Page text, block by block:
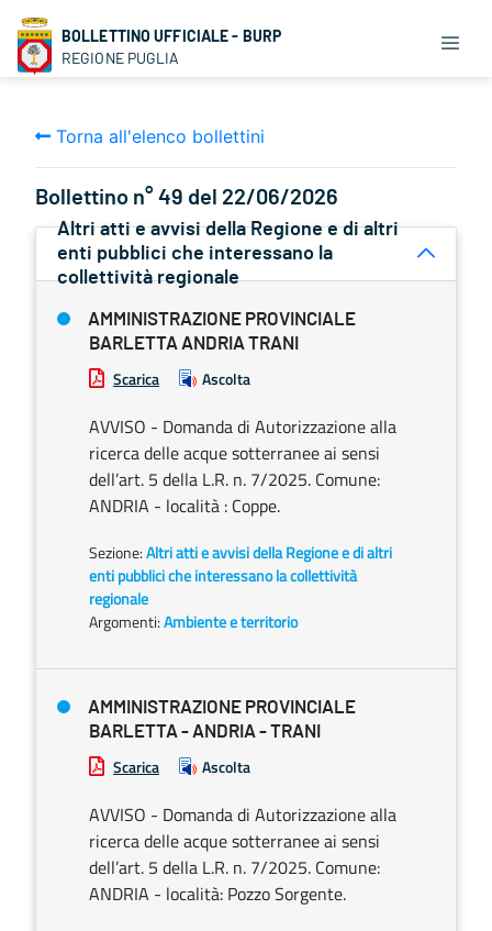
BOLLETTINO UFFICIALE - BURP
REGIONE PUGLIA
Torna all'elenco bollettini
Bollettino n° 49 del 22/06/2026
Altri atti e avvisi della Regione e di altri
enti pubblici che interessano la
collettività regionale
AMMINISTRAZIONE PROVINCIALE
BARLETTA ANDRIA TRANI
Scarica Ascolta
AVVISO - Domanda di Autorizzazione alla
ricerca delle acque sotterranee ai sensi
dell’art. 5 della L.R. n. 7/2025. Comune:
ANDRIA - località : Coppe.
Sezione:Altri atti e avvisi della Regione e di altri
enti pubblici che interessano la collettività
regionale
Argomenti:Ambiente e territorio
AMMINISTRAZIONE PROVINCIALE
BARLETTA - ANDRIA - TRANI
Scarica Ascolta
AVVISO - Domanda di Autorizzazione alla
ricerca delle acque sotterranee ai sensi
dell’art. 5 della L.R. n. 7/2025. Comune:
ANDRIA - località: Pozzo Sorgente.